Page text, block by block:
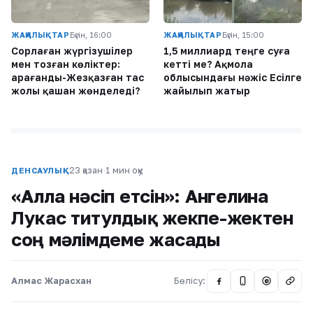
ЖАҢАЛЫҚТАР Бүгін, 16:00
Сорлаған жүргізушілер
мен тозған көліктер:
Қарағанды-Жезқазған тас
жолы қашан жөнделеді?
ЖАҢАЛЫҚТАР Бүгін, 15:00
1,5 миллиард теңге суға
кетті ме? Ақмола
облысындағы нәжіс Есілге
жайылып жатыр
ДЕНСАУЛЫҚ23 қазан·1 мин оқу
«Алла нәсіп етсін»: Ангелина
Лукас титулдық жекпе-жектен
соң мәлімдеме жасады
Алмас Жарасхан Бөлісу: @